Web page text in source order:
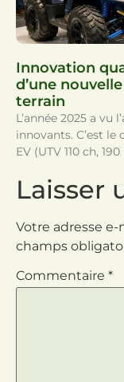
Innovation
d’une
terrain
L’année 2025 a vu
innovants. C’est
EV (UTV 110 ch,
Laisser
Votre adresse e-
champs
Commentaire *